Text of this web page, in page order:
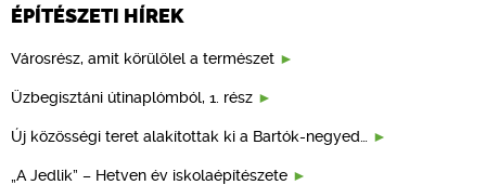
ÉPÍTÉSZETI HÍREK
Városrész, amit körülölel a természet
Üzbegisztáni útinaplómból, 1. rész
Új közösségi teret alakítottak ki a Bartók-negyed…
„A Jedlik” – Hetven év iskolaépítészete